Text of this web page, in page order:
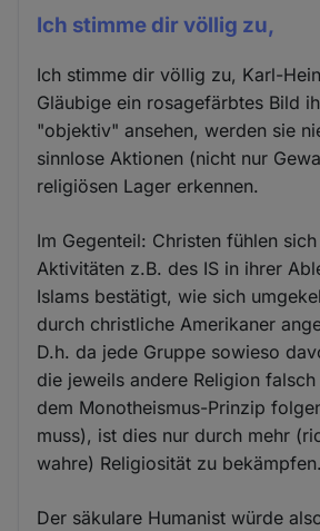
Ich stimme dir völlig zu,
Ich stimme dir völlig zu, Karl-
Gläubige ein rosagefärbtes Bild
"objektiv" ansehen, werden sie
sinnlose Aktionen (nicht nur
religiösen Lager erkennen.
Im Gegenteil: Christen fühlen
Aktivitäten z.B. des IS in ihrer
Islams bestätigt, wie sich
durch christliche Amerikaner
D.h. da jede Gruppe sowieso
die jeweils andere Religion
dem Monotheismus-Prinzip
muss), ist dies nur durch mehr
wahre) Religiosität zu bekämpfen.
Der säkulare Humanist würde